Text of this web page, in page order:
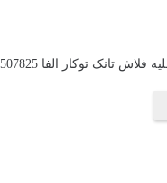
تانک توکار الفا 09121507825